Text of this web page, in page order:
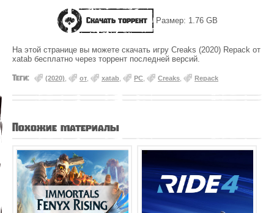
Скачать торрент Размер: 1.76 GB
На этой странице вы можете скачать игру Creaks (2020) Repack от
xatab бесплатно через торрент последней версий.
Теги: (2020) от xatab PC Creaks Repack
Похожие материалы